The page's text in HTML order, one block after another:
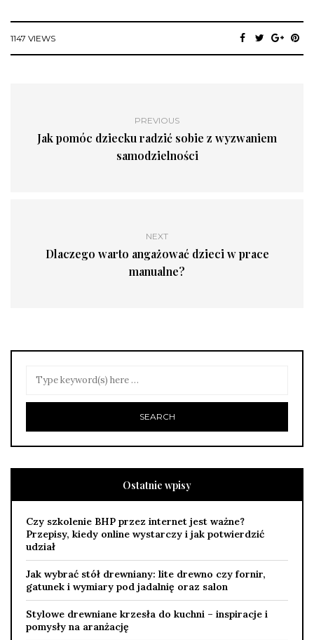
1147 VIEWS
PREVIOUS
Jak pomóc dziecku radzić sobie z wyzwaniem
samodzielności
NEXT
Dlaczego warto angażować dzieci w prace
manualne?
Ostatnie wpisy
Czy szkolenie BHP przez internet jest ważne?
Przepisy, kiedy online wystarczy i jak potwierdzić
udział
Jak wybrać stół drewniany: lite drewno czy fornir,
gatunek i wymiary pod jadalnię oraz salon
Stylowe drewniane krzesła do kuchni – inspiracje i
pomysły na aranżację